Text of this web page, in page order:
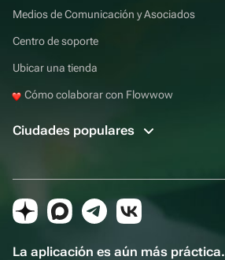
Medios de Comunicación y Asociados
Centro de soporte
Ubicar una tienda
Cómo colaborar con Flowwow
Ciudades populares
La aplicación es aún más práctica.